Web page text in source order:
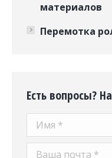
материалов
Перемотка
Есть вопросы?
Имя *
Ваша почта *